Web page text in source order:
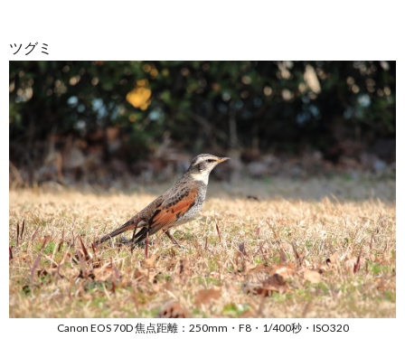
ツグミ
Canon EOS 70D 焦点距離：250mm・F8・1/400秒・ISO320